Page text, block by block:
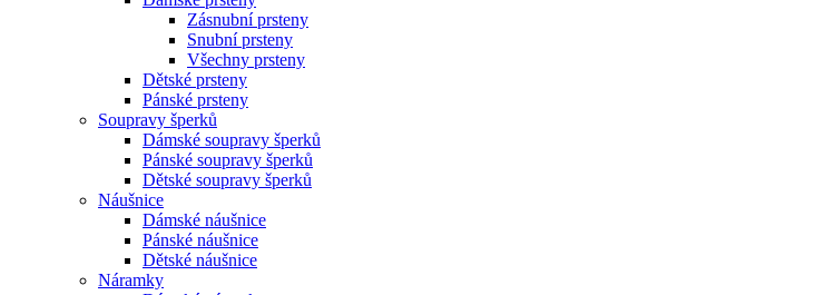
Zásnubní prsteny
Snubní prsteny
Všechny prsteny
Dětské prsteny
Pánské prsteny
Soupravy šperků
Dámské soupravy šperků
Pánské soupravy šperků
Dětské soupravy šperků
Náušnice
Dámské náušnice
Pánské náušnice
Dětské náušnice
Náramky